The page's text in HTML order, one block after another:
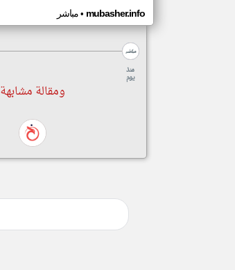
مباشر• mubasher.info
منذ
يوم
ومقالة مشابهة